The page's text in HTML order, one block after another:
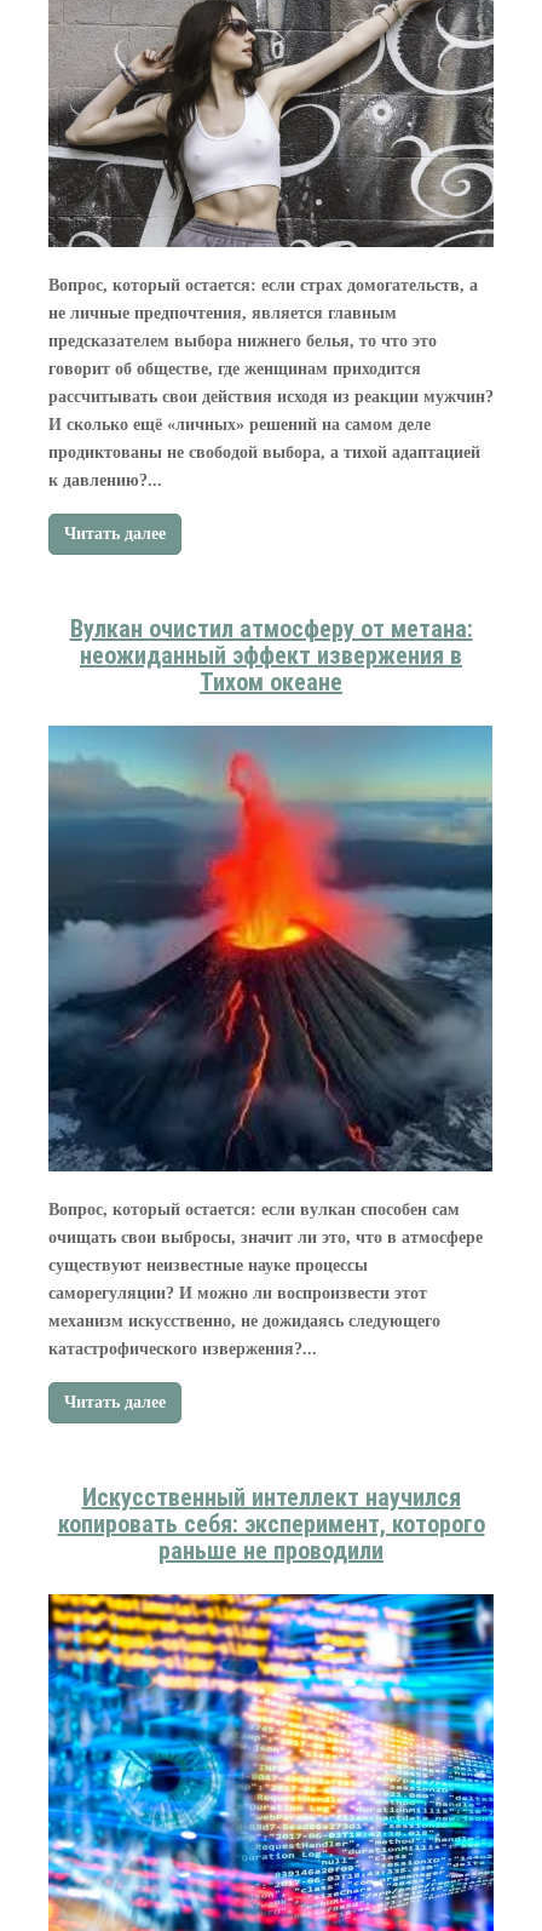
Вопрос, который остается: если страх домогательств, а
не личные предпочтения, является главным
предсказателем выбора нижнего белья, то что это
говорит об обществе, где женщинам приходится
рассчитывать свои действия исходя из реакции мужчин?
И сколько ещё «личных» решений на самом деле
продиктованы не свободой выбора, а тихой адаптацией
к давлению?...
Читать далее
Вулкан очистил атмосферу от метана:
неожиданный эффект извержения в
Тихом океане
Вопрос, который остается: если вулкан способен сам
очищать свои выбросы, значит ли это, что в атмосфере
существуют неизвестные науке процессы
саморегуляции? И можно ли воспроизвести этот
механизм искусственно, не дожидаясь следующего
катастрофического извержения?...
Читать далее
Искусственный интеллект научился
копировать себя: эксперимент, которого
раньше не проводили